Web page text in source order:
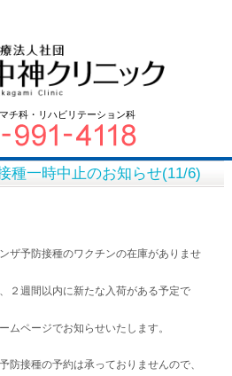
チ科・リハビリテーション科
種一時中止のお知らせ(11/6)
ザ予防接種のワクチンの在庫がありませ
２週間以内に新たな入荷がある予定で
ムページでお知らせいたします。
防接種の予約は承っておりませんので、